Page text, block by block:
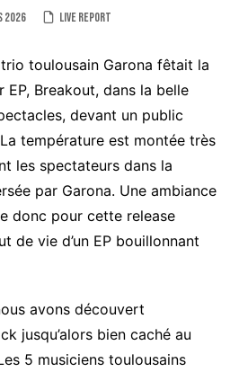
2026 Live report
toulousain Garona fêtait la
Breakout, dans la belle
devant un public
température est montée très
les spectateurs dans la
par Garona. Une ambiance
donc pour cette release
de vie d’un EP bouillonnant
avons découvert
jusqu’alors bien caché au
5 musiciens toulousains